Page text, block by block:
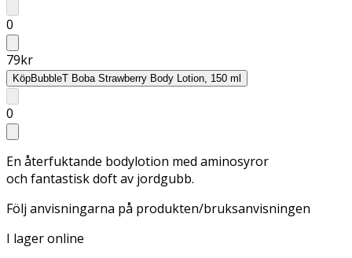
0
79kr
KöpBubbleT Boba Strawberry Body Lotion, 150 ml
0
En återfuktande bodylotion med aminosyror
och fantastisk doft av jordgubb.
Följ anvisningarna på produkten/bruksanvisningen
I lager online